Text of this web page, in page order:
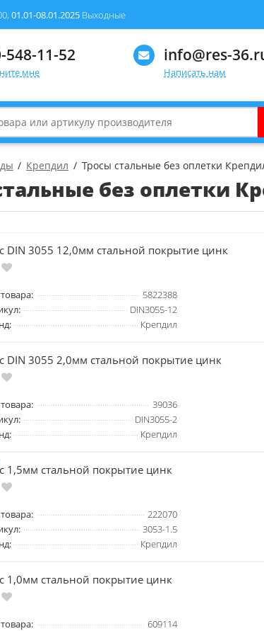
01.01-08.01.2025 Выходные
548-11-52
мне
info@res-
Написать нам
Крепдил Тросы стальные без оплетки
без оплетки
DIN 3055 12,0мм стальной покрытие цинк
5822388
DIN3055-12
Крепдил
DIN 3055 2,0мм стальной покрытие цинк
39036
DIN3055-2
Крепдил
1,5мм стальной покрытие цинк
222070
3053-1.5
Крепдил
1,0мм стальной покрытие цинк
609114